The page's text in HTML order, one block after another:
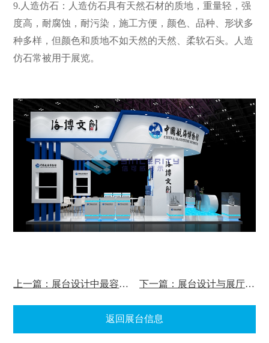
9.人造仿石：人造仿石具有天然石材的质地，重量轻，强
度高，耐腐蚀，耐污染，施工方便，颜色、品种、形状多
种多样，但颜色和质地不如天然的天然、柔软石头。人造
仿石常被用于展览。
上一篇：展台设计中最容易忽视哪三点？ 下一篇：展台设计与展厅设计不同之处在哪里？
返回展台信息